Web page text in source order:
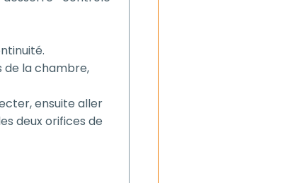
de la chambre,
ensuite aller
deux orifices de